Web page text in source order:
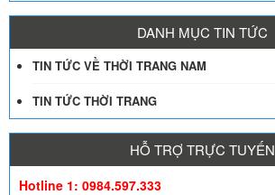
DANH MỤC TIN TỨC
TIN TỨC VỀ THỜI TRANG NAM
TIN TỨC THỜI TRANG
HỖ TRỢ TRỰC TUYẾN
Hotline 1: 0984.597.333